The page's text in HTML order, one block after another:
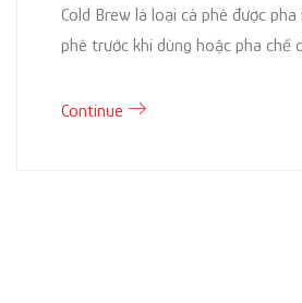
Cold Brew là loại cà phê được
phê trước khi dùng hoặc pha chế
Continue